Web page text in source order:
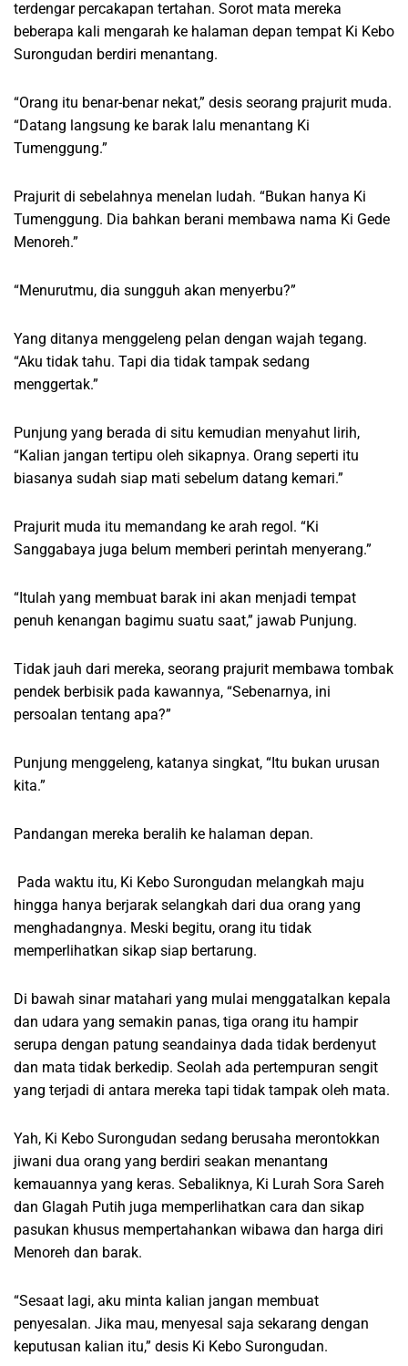
terdengar percakapan tertahan. Sorot mata mereka
beberapa kali mengarah ke halaman depan tempat Ki Kebo
Surongudan berdiri menantang.
“Orang itu benar-benar nekat,” desis seorang prajurit muda.
“Datang langsung ke barak lalu menantang Ki
Tumenggung.”
Prajurit di sebelahnya menelan ludah. “Bukan hanya Ki
Tumenggung. Dia bahkan berani membawa nama Ki Gede
Menoreh.”
“Menurutmu, dia sungguh akan menyerbu?”
Yang ditanya menggeleng pelan dengan wajah tegang.
“Aku tidak tahu. Tapi dia tidak tampak sedang
menggertak.”
Punjung yang berada di situ kemudian menyahut lirih,
“Kalian jangan tertipu oleh sikapnya. Orang seperti itu
biasanya sudah siap mati sebelum datang kemari.”
Prajurit muda itu memandang ke arah regol. “Ki
Sanggabaya juga belum memberi perintah menyerang.”
“Itulah yang membuat barak ini akan menjadi tempat
penuh kenangan bagimu suatu saat,” jawab Punjung.
Tidak jauh dari mereka, seorang prajurit membawa tombak
pendek berbisik pada kawannya, “Sebenarnya, ini
persoalan tentang apa?”
Punjung menggeleng, katanya singkat, “Itu bukan urusan
kita.”
Pandangan mereka beralih ke halaman depan.
Pada waktu itu, Ki Kebo Surongudan melangkah maju
hingga hanya berjarak selangkah dari dua orang yang
menghadangnya. Meski begitu, orang itu tidak
memperlihatkan sikap siap bertarung.
Di bawah sinar matahari yang mulai menggatalkan kepala
dan udara yang semakin panas, tiga orang itu hampir
serupa dengan patung seandainya dada tidak berdenyut
dan mata tidak berkedip. Seolah ada pertempuran sengit
yang terjadi di antara mereka tapi tidak tampak oleh mata.
Yah, Ki Kebo Surongudan sedang berusaha merontokkan
jiwani dua orang yang berdiri seakan menantang
kemauannya yang keras. Sebaliknya, Ki Lurah Sora Sareh
dan Glagah Putih juga memperlihatkan cara dan sikap
pasukan khusus mempertahankan wibawa dan harga diri
Menoreh dan barak.
“Sesaat lagi, aku minta kalian jangan membuat
penyesalan. Jika mau, menyesal saja sekarang dengan
keputusan kalian itu,” desis Ki Kebo Surongudan.